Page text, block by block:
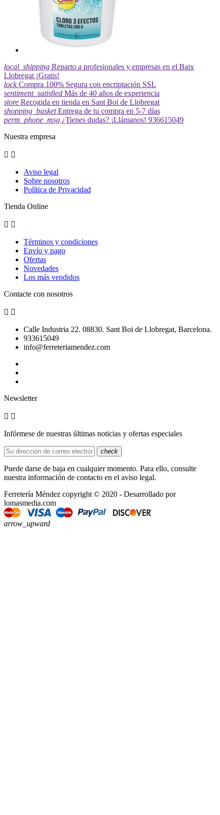
local_shipping Reparto a profesionales y empresas en el Baix
Llobregat ¡Gratis!
lock Compra 100% Segura con encriptación SSL
sentiment_satisfied Más de 40 años de experiencia
store Recogida en tienda en Sant Boi de Llobregat
shopping_basket Entrega de tu compra en 5-7 días
perm_phone_msg ¿Tienes dudas? ¡Llámanos! 936615049
Nuestra empresa
 
Aviso legal
Sobre nosotros
Política de Privacidad
Tienda Online
 
Términos y condiciones
Envío y pago
Ofertas
Novedades
Los más vendidos
Contacte con nosotros
 
Calle Industria 22. 08830. Sant Boi de Llobregat, Barcelona.
933615049
info@ferreteriamendez.com
Newsletter
 
Infórmese de nuestras últimas noticias y ofertas especiales
check
Puede darse de baja en cualquier momento. Para ello, consulte
nuestra información de contacto en el aviso legal.
Ferretería Méndez copyright © 2020 - Desarrollado por
lomasmedia.com
arrow_upward